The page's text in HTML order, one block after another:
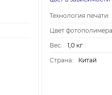
Технология печати:
Цвет
Вес:
1,0 кг
Страна:
Китай